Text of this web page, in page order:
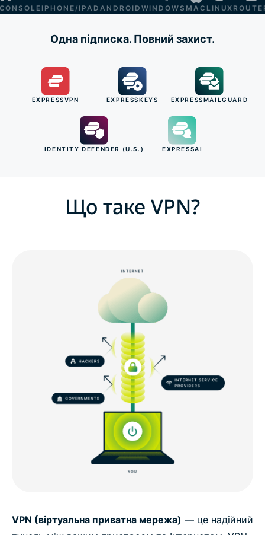
IPHONE/IPADANDROIDWINDOWSMAC LINUX ROUTER
Одна підписка. Повний захист.
EXPRESSVPN EXPRESSKEYS EXPRESSMAILGUARD
IDENTITY DEFENDER (U.S.) EXPRESSAI
Що таке VPN?
VPN (віртуальна приватна мережа) — це надійний